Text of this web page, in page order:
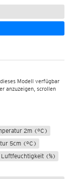
Modell verfügbar
anzuzeigen, scrollen
2m (°C)
5cm (°C)
(%)